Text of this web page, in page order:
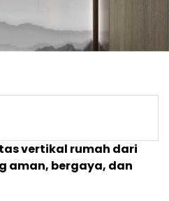
vertikal rumah dari
aman, bergaya, dan